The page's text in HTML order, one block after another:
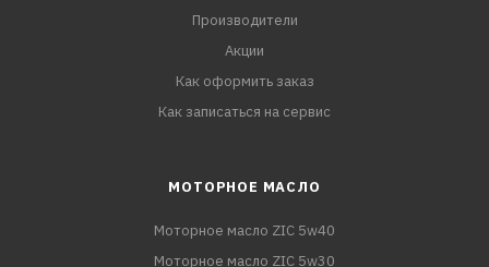
Производители
Акции
Как оформить заказ
Как записаться на сервис
МОТОРНОЕ МАСЛО
Моторное масло ZIC 5w40
Моторное масло ZIC 5w30